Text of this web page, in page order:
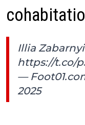
Illia
https://t.co/
—
2025